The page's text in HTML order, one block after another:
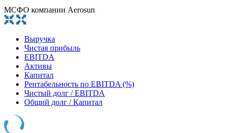
МСФО компании Aerosun
Выручка
Чистая прибыль
EBITDA
Активы
Капитал
Рентабельность по EBITDA (%)
Чистый долг / EBITDA
Общий долг / Капитал